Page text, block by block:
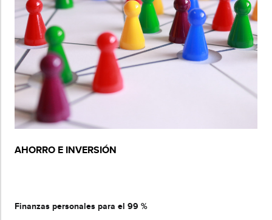
AHORRO E INVERSIÓN
Finanzas personales para el 99 %